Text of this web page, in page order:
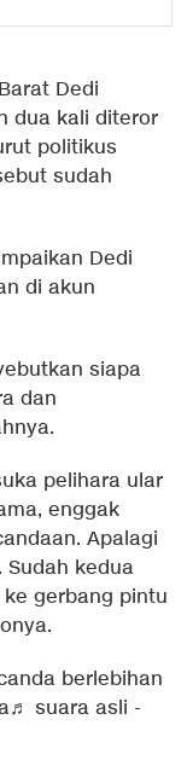
Dedi
dua kali diteror
politikus
sudah
Dedi
di akun
siapa
dan
pelihara ular
enggak
Apalagi
kedua
gerbang pintu
berlebihan
♬ suara asli -